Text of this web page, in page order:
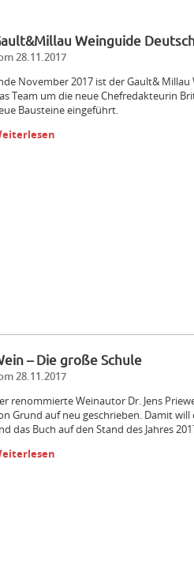
Weinguide
28.11.2017
November 2017 ist der Gault&
Team um die neue Chefredakteurin
Bausteine eingeführt.
– Die große Schule
28.11.2017
renommierte Weinautor Dr. Jens
Grund auf neu geschrieben. Damit
das Buch auf den Stand des Jahres